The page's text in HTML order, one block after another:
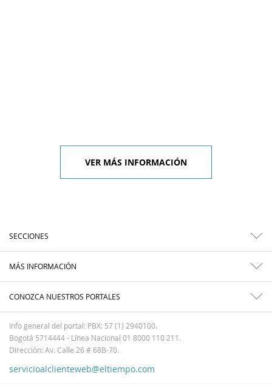
VER MÁS INFORMACIÓN
SECCIONES
MÁS INFORMACIÓN
CONOZCA NUESTROS PORTALES
Info general del portal: PBX: 57 (1) 2940100.
Bogotá 5714444 - Línea Nacional 01 8000 110 211.
Dirección: Av. Calle 26 # 68B-70.
servicioalclienteweb@eltiempo.com